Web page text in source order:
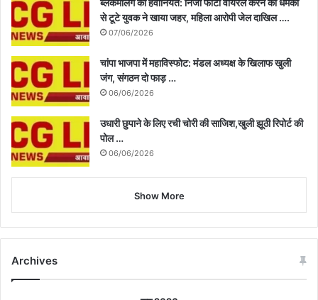
से टूटे युवक ने खाया जहर, महिला आरोपी जेल दाखिल ….
07/06/2026
चांपा भाजपा में महाविस्फोट: मंडल अध्यक्ष के खिलाफ खुली
जंग, संगठन दो फाड़ …
06/06/2026
उधारी छुपाने के लिए रची चोरी की साजिश,खुली झूठी रिपोर्ट की
पोल …
06/06/2026
Show More
Archives